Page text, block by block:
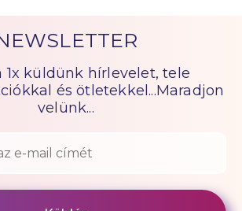
1x küldünk hírlevelet, tele
és ötletekkel...Maradjon
velünk...